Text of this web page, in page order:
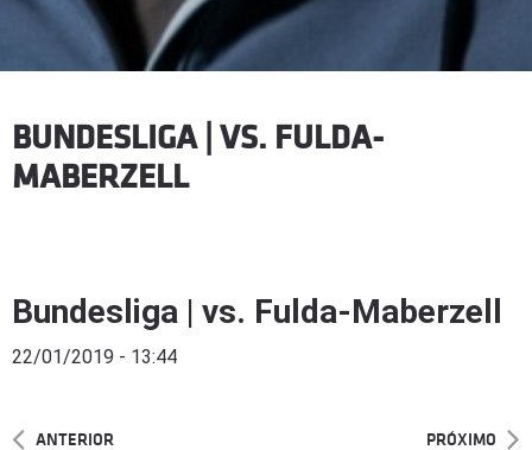
BUNDESLIGA | VS. FULDA-
MABERZELL
Bundesliga | vs. Fulda-Maberzell
22/01/2019 - 13:44
ANTERIOR PRÓXIMO